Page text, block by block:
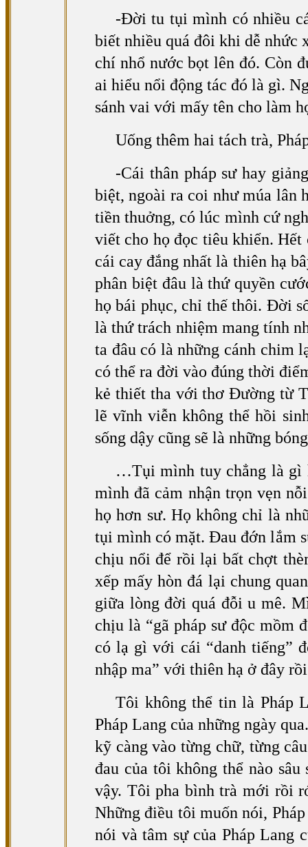
-Đời tu tụi mình có nhiều
biết nhiều quá đôi khi dễ nhức
chí nhổ nước bọt lên đó. Còn
ai hiểu nổi động tác đó là gì.
sánh vai với mấy tên cho làm
Uống thêm hai tách trà,
-Cái thân pháp sư hay
biệt, ngoài ra coi như múa lân
tiền thuởng, có lúc mình cứ
viết cho họ đọc tiêu khiển.
cái cay đắng nhất là thiên hạ
phân biệt đâu là thứ quyền
họ bái phục, chỉ thế thôi. Đời
là thứ trách nhiệm mang tính
ta đâu có là những cánh chim
có thể ra đời vào đúng thời
kẻ thiết tha với thơ Đường từ
lẽ vĩnh viễn không thể hồi
sống dậy cũng sẽ là những
…Tụi mình tuy chẳng là gì
mình đã cảm nhận trọn vẹn
họ hơn sư. Họ không chỉ là
tụi mình có mặt. Đau đớn lắm
chịu nổi để rồi lại bất chợt
xếp mấy hòn đá lại chung
giữa lòng đời quá đỗi u mê.
chịu là “gã pháp sư độc mồm
có lạ gì với cái “danh tiếng”
nhập ma” với thiên hạ ở đây
Tôi không thể tin là Pháp
Pháp Lang của những ngày
kỹ càng vào từng chữ, từng
đau của tôi không thể nào
vậy. Tôi pha bình trà mới rồi
Những điều tôi muốn nói,
nói và tâm sự của Pháp Lang